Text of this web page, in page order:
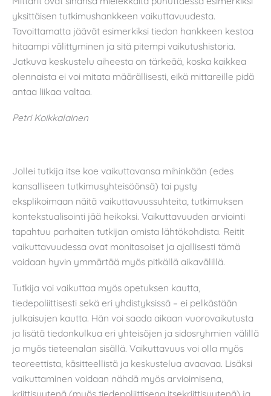
yksittäisen tutkimushankkeen vaikuttavuudesta.
Tavoittamatta jäävät esimerkiksi tiedon hankkeen kestoa
hitaampi välittyminen ja sitä pitempi vaikutushistoria.
Jatkuva keskustelu aiheesta on tärkeää, koska kaikkea
olennaista ei voi mitata määrällisesti, eikä mittareille pidä
antaa liikaa valtaa.
Petri Koikkalainen
Jollei tutkija itse koe vaikuttavansa mihinkään (edes
kansalliseen tutkimusyhteisöönsä) tai pysty
eksplikoimaan näitä vaikuttavuussuhteita, tutkimuksen
kontekstualisointi jää heikoksi. Vaikuttavuuden arviointi
tapahtuu parhaiten tutkijan omista lähtökohdista. Reitit
vaikuttavuudessa ovat monitasoiset ja ajallisesti tämä
voidaan hyvin ymmärtää myös pitkällä aikavälillä.
Tutkija voi vaikuttaa myös opetuksen kautta,
tiedepoliittisesti sekä eri yhdistyksissä – ei pelkästään
julkaisujen kautta. Hän voi saada aikaan vuorovaikutusta
ja lisätä tiedonkulkua eri yhteisöjen ja sidosryhmien välillä
ja myös tieteenalan sisällä. Vaikuttavuus voi olla myös
teoreettista, käsitteellistä ja keskustelua avaavaa. Lisäksi
vaikuttaminen voidaan nähdä myös arvioimisena,